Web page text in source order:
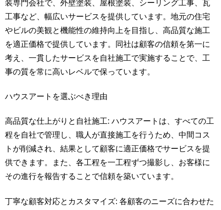
装専門会社で、外壁塗装、屋根塗装、シーリング工事、瓦
工事など、幅広いサービスを提供しています。地元の住宅
やビルの美観と機能性の維持向上を目指し、高品質な施工
を適正価格で提供しています。同社は顧客の信頼を第一に
考え、一貫したサービスを自社施工で実施することで、工
事の質を常に高いレベルで保っています。
ハウスアートを選ぶべき理由
高品質な仕上がりと自社施工: ハウスアートは、すべての工
程を自社で管理し、職人が直接施工を行うため、中間コス
トが削減され、結果として顧客に適正価格でサービスを提
供できます。また、各工程を一工程ずつ撮影し、お客様に
その進行を報告することで信頼を築いています。
丁寧な顧客対応とカスタマイズ: 各顧客のニーズに合わせた